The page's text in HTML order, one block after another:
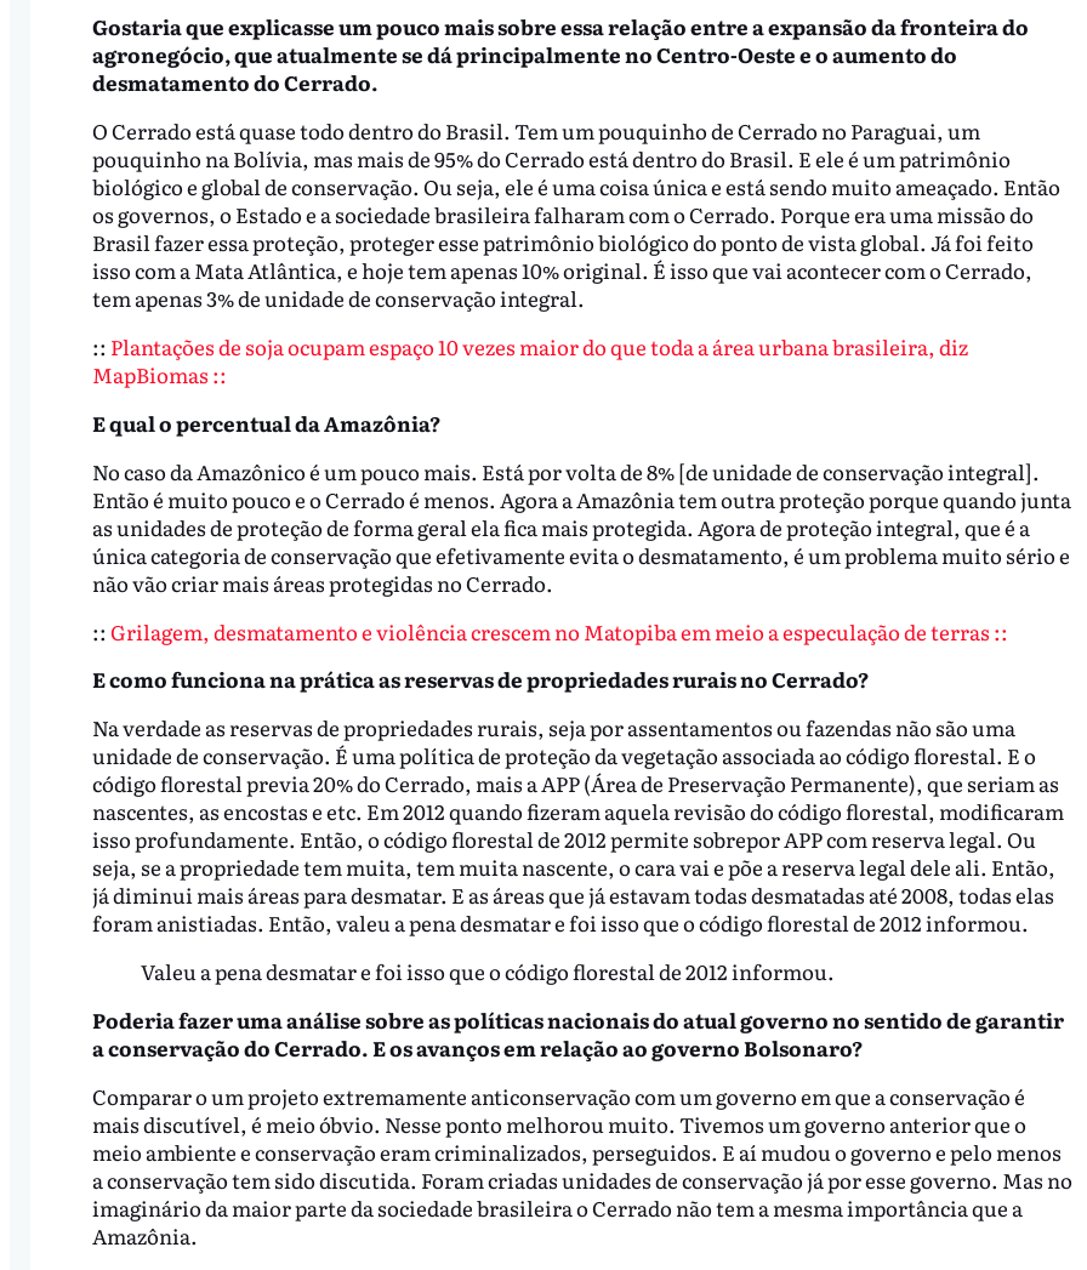
Gostaria que explicasse um pouco mais sobre essa relação entre a expansão da fronteira do
agronegócio, que atualmente se dá principalmente no Centro-Oeste e o aumento do
desmatamento do Cerrado.
O Cerrado está quase todo dentro do Brasil. Tem um pouquinho de Cerrado no Paraguai, um
pouquinho na Bolívia, mas mais de 95% do Cerrado está dentro do Brasil. E ele é um patrimônio
biológico e global de conservação. Ou seja, ele é uma coisa única e está sendo muito ameaçado. Então
os governos, o Estado e a sociedade brasileira falharam com o Cerrado. Porque era uma missão do
Brasil fazer essa proteção, proteger esse patrimônio biológico do ponto de vista global. Já foi feito
isso com a Mata Atlântica, e hoje tem apenas 10% original. É isso que vai acontecer com o Cerrado,
tem apenas 3% de unidade de conservação integral.
:: Plantações de soja ocupam espaço 10 vezes maior do que toda a área urbana brasileira, diz
MapBiomas ::
E qual o percentual da Amazônia?
No caso da Amazônico é um pouco mais. Está por volta de 8% [de unidade de conservação integral].
Então é muito pouco e o Cerrado é menos. Agora a Amazônia tem outra proteção porque quando junta
as unidades de proteção de forma geral ela fica mais protegida. Agora de proteção integral, que é a
única categoria de conservação que efetivamente evita o desmatamento, é um problema muito sério e
não vão criar mais áreas protegidas no Cerrado.
:: Grilagem, desmatamento e violência crescem no Matopiba em meio a especulação de terras ::
E como funciona na prática as reservas de propriedades rurais no Cerrado?
Na verdade as reservas de propriedades rurais, seja por assentamentos ou fazendas não são uma
unidade de conservação. É uma política de proteção da vegetação associada ao código florestal. E o
código florestal previa 20% do Cerrado, mais a APP (Área de Preservação Permanente), que seriam as
nascentes, as encostas e etc. Em 2012 quando fizeram aquela revisão do código florestal, modificaram
isso profundamente. Então, o código florestal de 2012 permite sobrepor APP com reserva legal. Ou
seja, se a propriedade tem muita, tem muita nascente, o cara vai e põe a reserva legal dele ali. Então,
já diminui mais áreas para desmatar. E as áreas que já estavam todas desmatadas até 2008, todas elas
foram anistiadas. Então, valeu a pena desmatar e foi isso que o código florestal de 2012 informou.
Valeu a pena desmatar e foi isso que o código florestal de 2012 informou.
Poderia fazer uma análise sobre as políticas nacionais do atual governo no sentido de garantir
a conservação do Cerrado. E os avanços em relação ao governo Bolsonaro?
Comparar o um projeto extremamente anticonservação com um governo em que a conservação é
mais discutível, é meio óbvio. Nesse ponto melhorou muito. Tivemos um governo anterior que o
meio ambiente e conservação eram criminalizados, perseguidos. E aí mudou o governo e pelo menos
a conservação tem sido discutida. Foram criadas unidades de conservação já por esse governo. Mas no
imaginário da maior parte da sociedade brasileira o Cerrado não tem a mesma importância que a
Amazônia.